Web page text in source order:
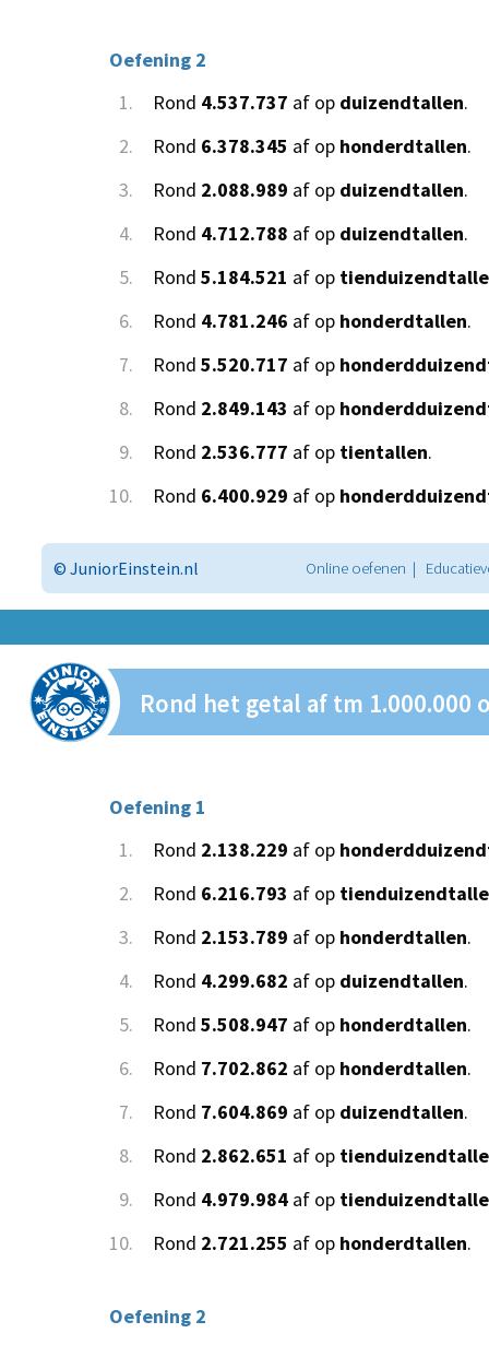
Oefening 2
1.
Rond 4.537.737 af op duizendtallen.
2.
Rond 6.378.345 af op honderdtallen.
3.
Rond 2.088.989 af op duizendtallen.
4.
Rond 4.712.788 af op duizendtallen.
5.
Rond 5.184.521 af op
6.
Rond 4.781.246 af op honderdtallen.
7.
Rond 5.520.717 af op
8.
Rond 2.849.143 af op
9.
Rond 2.536.777 af op tientallen.
10.
Rond 6.400.929 af op
© JuniorEinstein.nl Online oefenen |
Rond het getal af tm 1.000.000
Oefening 1
1.
Rond 2.138.229 af op
2.
Rond 6.216.793 af op
3.
Rond 2.153.789 af op honderdtallen.
4.
Rond 4.299.682 af op duizendtallen.
5.
Rond 5.508.947 af op honderdtallen.
6.
Rond 7.702.862 af op honderdtallen.
7.
Rond 7.604.869 af op duizendtallen.
8.
Rond 2.862.651 af op
9.
Rond 4.979.984af op
10.
Rond 2.721.255 af op honderdtallen.
Oefening 2